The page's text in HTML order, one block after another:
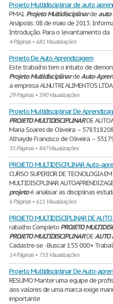
Projeto Multidisciplinar de auto
PMA1 Projeto Multidisciplinardeauto
Anápolis: 08 de maio de 2013.
Introdução. Para o levantamento da
4 Páginas• 681 Visualizações
Projeto De Auto Aprendizagem
Este trabalho tem o intuito de
Projeto MultidisciplinardeAuto-
a empresa ALNUTRI ALIMENTOS LTDA,
29 Páginas• 590 Visualizações
Projeto Multidisciplinar De
PROJETOMULTIDISCIPLINARDE
Maria Soares de Oliveira –
Athayde Francisco de Oliveira –
35 Páginas• 847 Visualizações
PROJETO MULTIDISCPLINAR Auto-
CURSO SUPERIOR DE TECNOLOGIA
MULTIDISCPLINAR
projetoé analisar as disciplinas
6 Páginas• 611 Visualizações
PROJETO MULTIDISCIPLINAR DE
rabalho Completo PROJETO
PROJETOMULTIDISCIPLINARDEAUTO
Cadastre-se - Buscar 155 000+
14 Páginas• 755 Visualizações
Projeto Multidisciplinar De Auto-
RESUMO Manter uma equipe de
aos valores de uma marca exige
importante